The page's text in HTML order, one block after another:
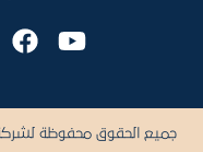
جميع الحقوق محفوظة لشركة